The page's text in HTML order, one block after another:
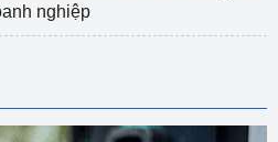
nghiệp